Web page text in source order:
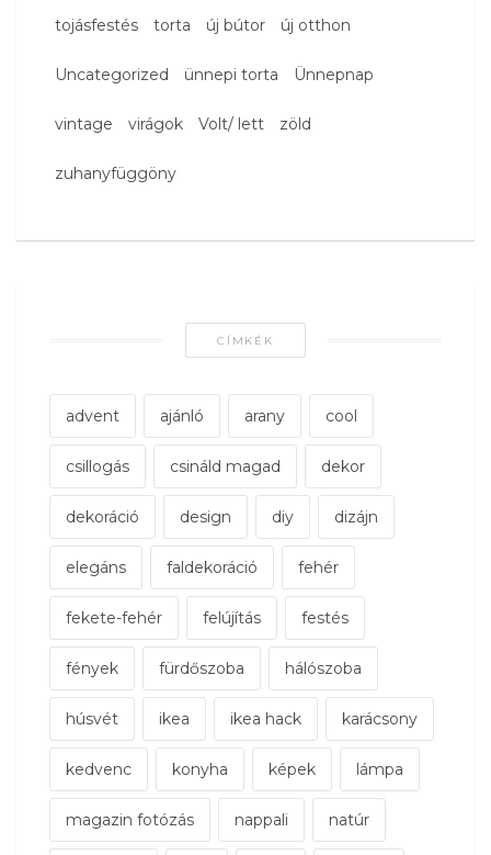
tojásfestés torta új bútor új otthon
Uncategorized ünnepi torta Ünnepnap
vintage virágok Volt/ lett zöld
zuhanyfüggöny
CÍMKÉK
advent ajánló arany cool
csillogás csináld magad dekor
dekoráció design diy dizájn
elegáns faldekoráció fehér
fekete-fehér felújítás festés
fények fürdőszoba hálószoba
húsvét ikea ikea hack karácsony
kedvenc konyha képek lámpa
magazin fotózás nappali natúr